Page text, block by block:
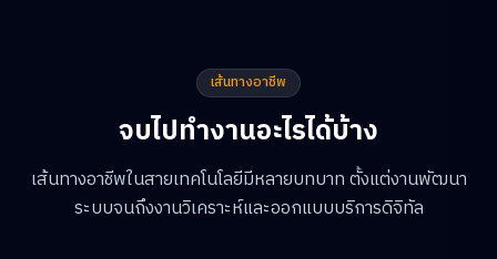
เส้นทางอาชีพ
จบไปทำงานอะไรได้บ้าง
เส้นทางอาชีพในสายเทคโนโลยีมีหลายบทบาท ตั้งแต่งานพัฒนา
ระบบจนถึงงานวิเคราะห์และออกแบบบริการดิจิทัล